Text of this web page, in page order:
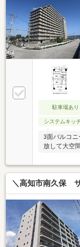
駐車場あり
システムキッ
3面バルコ
放して大空
動線やアル
が充実した
＼高知市南久保